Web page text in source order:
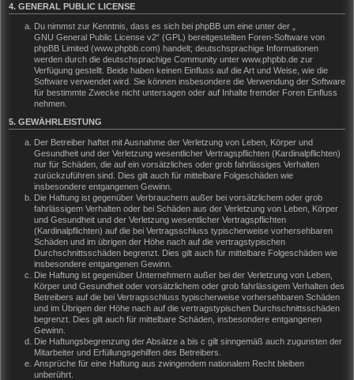
4. GENERAL PUBLIC LICENSE
Du nimmst zur Kenntnis, dass es sich bei phpBB um eine unter der „
GNU General Public License v2“ (GPL) bereitgestellten Foren-Software von
phpBB Limited (www.phpbb.com) handelt; deutschsprachige Informationen
werden durch die deutschsprachige Community unter www.phpbb.de zur
Verfügung gestellt. Beide haben keinen Einfluss auf die Art und Weise, wie die
Software verwendet wird. Sie können insbesondere die Verwendung der Software
für bestimmte Zwecke nicht untersagen oder auf Inhalte fremder Foren Einfluss
nehmen.
5. GEWÄHRLEISTUNG
Der Betreiber haftet mit Ausnahme der Verletzung von Leben, Körper und
Gesundheit und der Verletzung wesentlicher Vertragspflichten (Kardinalpflichten)
nur für Schäden, die auf ein vorsätzliches oder grob fahrlässiges Verhalten
zurückzuführen sind. Dies gilt auch für mittelbare Folgeschäden wie
insbesondere entgangenen Gewinn.
Die Haftung ist gegenüber Verbrauchern außer bei vorsätzlichem oder grob
fahrlässigem Verhalten oder bei Schäden aus der Verletzung von Leben, Körper
und Gesundheit und der Verletzung wesentlicher Vertragspflichten
(Kardinalpflichten) auf die bei Vertragsschluss typischerweise vorhersehbaren
Schäden und im übrigen der Höhe nach auf die vertragstypischen
Durchschnittsschäden begrenzt. Dies gilt auch für mittelbare Folgeschäden wie
insbesondere entgangenen Gewinn.
Die Haftung ist gegenüber Unternehmern außer bei der Verletzung von Leben,
Körper und Gesundheit oder vorsätzlichem oder grob fahrlässigem Verhalten des
Betreibers auf die bei Vertragsschluss typischerweise vorhersehbaren Schäden
und im Übrigen der Höhe nach auf die vertragstypischen Durchschnittsschäden
begrenzt. Dies gilt auch für mittelbare Schäden, insbesondere entgangenen
Gewinn.
Die Haftungsbegrenzung der Absätze a bis c gilt sinngemäß auch zugunsten der
Mitarbeiter und Erfüllungsgehilfen des Betreibers.
Ansprüche für eine Haftung aus zwingendem nationalem Recht bleiben
unberührt.